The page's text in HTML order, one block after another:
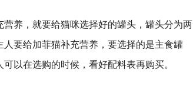
养，就要给猫咪选择好的罐头，罐头分为两
要给加菲猫补充营养，要选择的是主食罐
以在选购的时候，看好配料表再购买。